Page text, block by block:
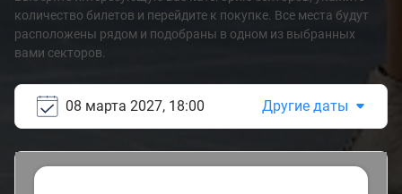
количество билетов и перейдите к покупке. Все места будут
расположены рядом и подобраны в одном из выбранных
вами секторов.
08 марта 2027, 18:00 Другие даты